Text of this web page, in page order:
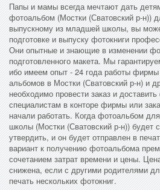
Папы и мамы всегда мечтают дать
фотоальбом (Мостки (Сватовский р-н))
выпускному из младшей школы, вы
подготовке и выпуску фотокниги
Они опытные и знающие в изменении
подготовленного макета. Мы
ибо имеем опыт - 24 года работы фирмы
альбомов в Мостки (Сватовский р-н) и
необходимо провести заказ и
специалистам в конторе фирмы или
начали работать. Когда фотоальбом
школы (Мостки (Сватовский р-н)) будет
утвердить, и он будет отправлен в
вариант к получению фотоальбома
сочетанием затрат времени и цены.
снижена, если с другими родителями
печать нескольких фотокниг.